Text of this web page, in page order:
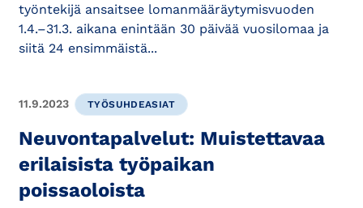
työntekijä ansaitsee lomanmääräytymisvuoden
1.4.–31.3. aikana enintään 30 päivää vuosilomaa ja
siitä 24 ensimmäistä...
11.9.2023 TYÖSUHDEASIAT
Neuvontapalvelut: Muistettavaa
erilaisista työpaikan
poissaoloista